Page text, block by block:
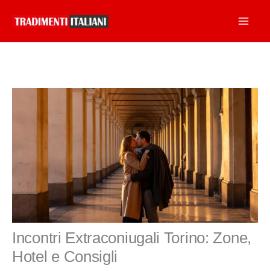
contenuto
Incontri Extraconiugali Torino: Zone,
Hotel e Consigli